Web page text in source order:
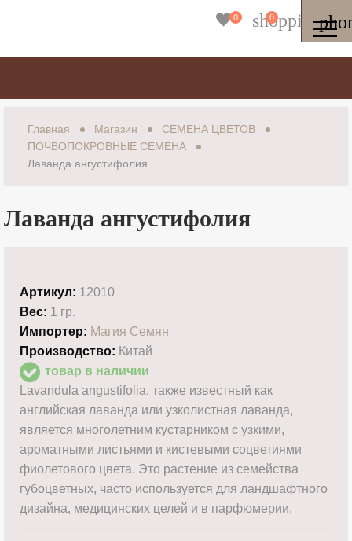
0 0
Главная Магазин
СЕМЕНА ЦВЕТОВ
ПОЧВОПОКРОВНЫЕ СЕМЕНА
Лаванда ангустифолия
Лаванда ангустифолия
Артикул: 12010
Вес: 1 гр.
Импортер: Магия Семян
Производство: Китай
товар в наличии
Lavandula angustifolia, также известный как
английская лаванда или узколистная лаванда,
является многолетним кустарником с узкими,
ароматными листьями и кистевыми соцветиями
фиолетового цвета. Это растение из семейства
губоцветных, часто используется для ландшафтного
дизайна, медицинских целей и в парфюмерии.